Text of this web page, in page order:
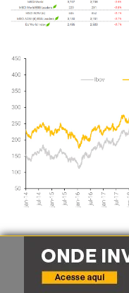
objetivo ser o indicador do
empresas com reconhecido
sustentável, práticas e